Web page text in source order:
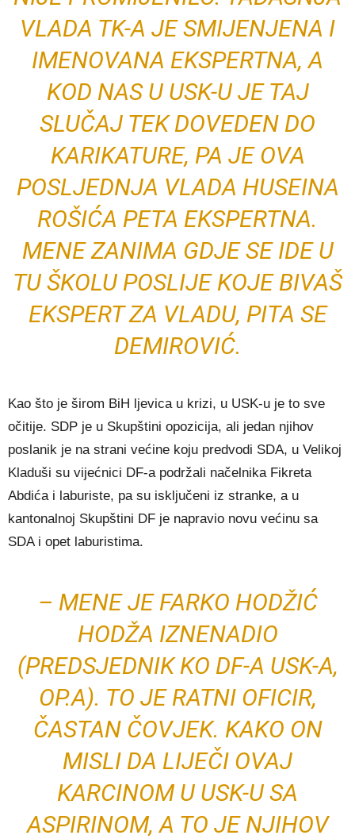
VLADA TK-A JE SMIJENJENA I
IMENOVANA EKSPERTNA, A
KOD NAS U USK-U JE TAJ
SLUČAJ TEK DOVEDEN DO
KARIKATURE, PA JE OVA
POSLJEDNJA VLADA HUSEINA
ROŠIĆA PETA EKSPERTNA.
MENE ZANIMA GDJE SE IDE U
TU ŠKOLU POSLIJE KOJE BIVAŠ
EKSPERT ZA VLADU, PITA SE
DEMIROVIĆ.
Kao što je širom BiH ljevica u krizi, u USK-u je to sve
očitije. SDP je u Skupštini opozicija, ali jedan njihov
poslanik je na strani većine koju predvodi SDA, u Velikoj
Kladuši su vijećnici DF-a podržali načelnika Fikreta
Abdića i laburiste, pa su isključeni iz stranke, a u
kantonalnoj Skupštini DF je napravio novu većinu sa
SDA i opet laburistima.
– MENE JE FARKO HODŽIĆ
HODŽA IZNENADIO
(PREDSJEDNIK KO DF-A USK-A,
OP.A). TO JE RATNI OFICIR,
ČASTAN ČOVJEK. KAKO ON
MISLI DA LIJEČI OVAJ
KARCINOM U USK-U SA
ASPIRINOM, A TO JE NJIHOV